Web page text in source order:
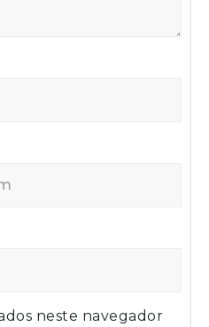
neste navegador